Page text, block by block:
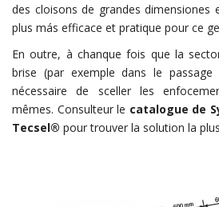
des cloisons de grandes
plus más efficace et pratique pour ce
En outre, à chanque fois que la
brise (par exemple dans le
nécessaire de sceller les
mêmes. Consulteur le catalogue de
Tecsel® pour trouver la solution la